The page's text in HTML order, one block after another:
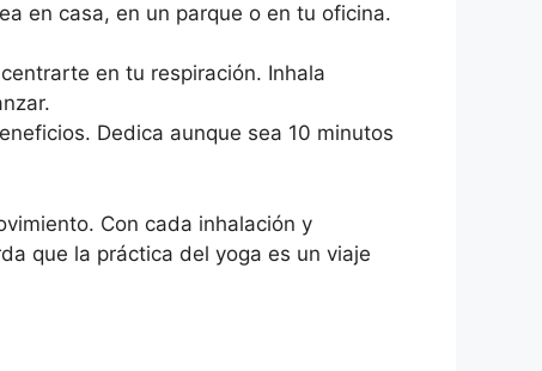
en casa, en un parque o en tu oficina.
en tu respiración. Inhala
Dedica aunque sea 10 minutos
Con cada inhalación y
que la práctica del yoga es un viaje